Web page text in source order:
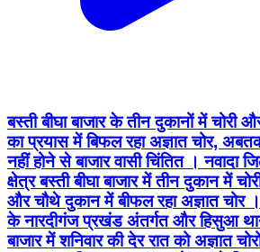
बस्ती बीघा बाजार के तीन दुकानों में चोरी
का प्रयास में बिफल रहा अज्ञात चोर,
नहीं होने से बाजार वासी चिंतित । नवादा
क्षेत्र बस्ती बीघा बाजार में तीन दुकान में
और चौथे दुकान में बीफल रहा अज्ञात चोर ।
के नारदीगंज प्रखंड अंतर्गत और हिसुआ
बाजार में शनिवार की देर रात को अज्ञात